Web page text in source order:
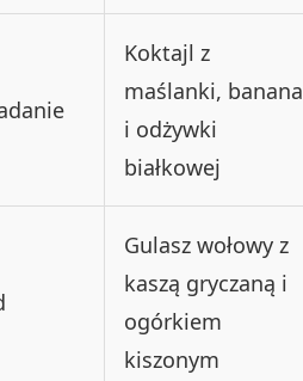
Koktajl z
maślanki, banana
i odżywki
białkowej
Gulasz wołowy z
kaszą gryczaną i
ogórkiem
kiszonym